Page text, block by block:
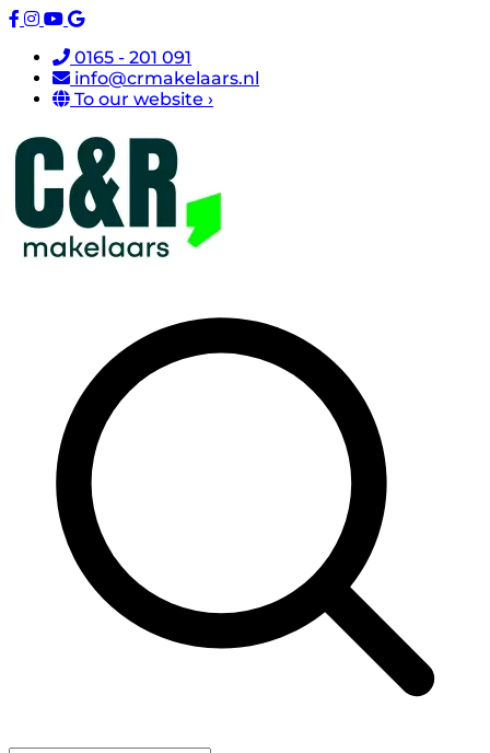
0165 - 201 091
info@crmakelaars.nl
To our website ›